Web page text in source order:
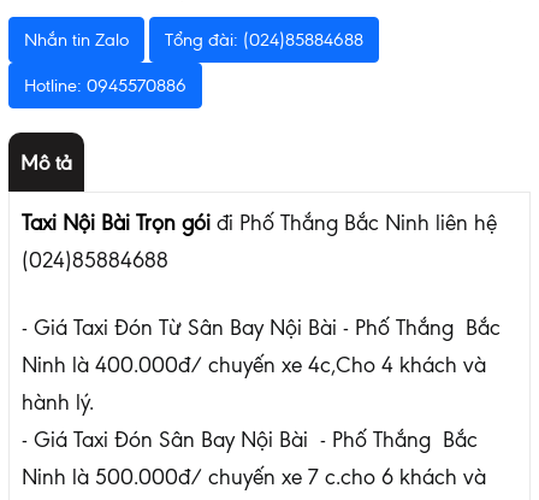
Nhắn tin Zalo Tổng đài: (024)85884688
Hotline: 0945570886
Mô tả
Taxi Nội Bài Trọn gói đi Phố Thắng Bắc Ninh liên hệ
(024)85884688
- Giá Taxi Đón Từ Sân Bay Nội Bài - Phố Thắng Bắc
Ninh là 400.000đ/ chuyến xe 4c,Cho 4 khách và
hành lý.
- Giá Taxi Đón Sân Bay Nội Bài - Phố Thắng Bắc
Ninh là 500.000đ/ chuyến xe 7 c.cho 6 khách và